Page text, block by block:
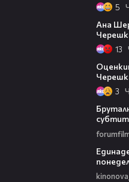
5
Ана
13
3
kinonova_